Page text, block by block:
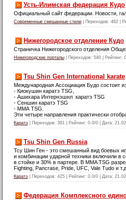
Усть-Илимская федерация Кудо
Официальный сайт федерации. Новости,
Современные смешанные стили | Переходов: 482 |
Нижегородское отделение Кудо
Страничка Нижегородского отделения
Нижегородские порталы | Переходов: 540 | Рейтинг:
Tsu Shin Gen International karate
Международная Ассоциация Будо состоит
- Киокушин каратэ TSG,
- Ашихара Интернэшнл каратэ TSG
- Сеншин каратэ TSG
- ММА TSG.
Эти четыре направления практически
Каратэ | Переходов: 391 | Рейтинг: 0.0/0 | Дата:
Tsu Shin Gen Russia
Тсу Шин Ген - это смешанный вид боевых
и комбинации ударной техники включили в
в стойке и 30% в партере. В MMA TSG
Fighting, Pancrase, Pride, UFC, Vale Tudo и
Каратэ | Переходов: 425 | Рейтинг: 0.0/0 | Дата:
Федерация Комплексного